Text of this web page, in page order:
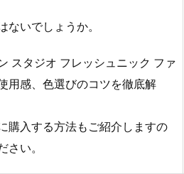
いでしょうか。
スタジオ フレッシュニック ファ
用感、色選びのコツを徹底解
購入する方法もご紹介しますの
い。